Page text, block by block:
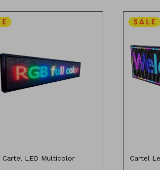
2 metros x 23 cm
Multicolor
Programable con el celular
Cartel LED Multicolor Cartel